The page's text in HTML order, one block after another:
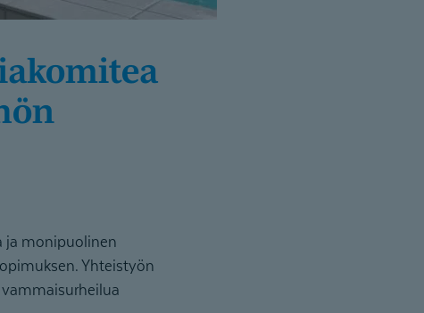
ja monipuolinen
Yhteistyön